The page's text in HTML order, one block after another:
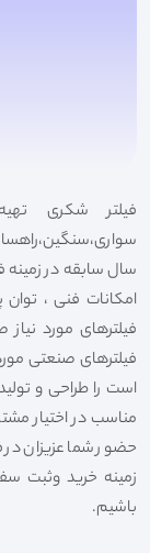
فیلتر شکری
سال سابقه در زمینه
امکانات فنی ،
فیلترهای مورد
فیلترهای صنعتی
است را طراحی و
مناسب در اختیار
حضور شما عزیزان
زمینه خرید وثبت
باشیم.